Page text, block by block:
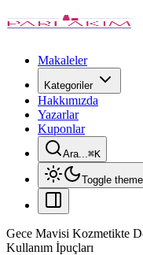
Makaleler
Kategoriler
Hakkımızda
Yazarlar
Kuponlar
Ara...⌘K
Toggle theme
Gece Mavisi Kozmetikte
Kullanım İpuçları